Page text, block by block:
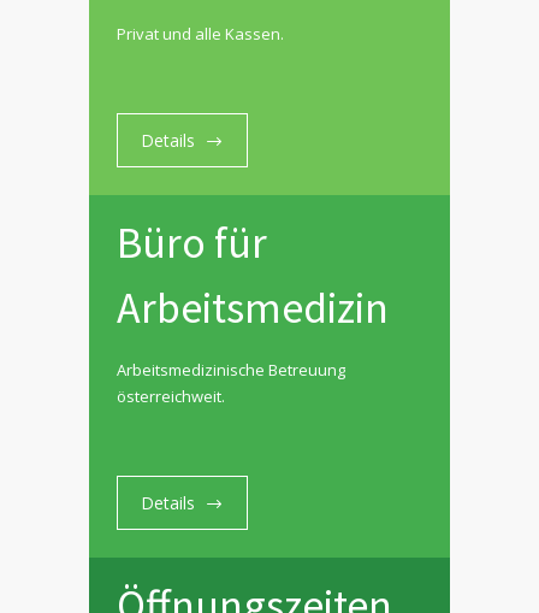
Privat und alle Kassen.
Details
Büro für
Arbeitsmedizin
Arbeitsmedizinische Betreuung
österreichweit.
Details